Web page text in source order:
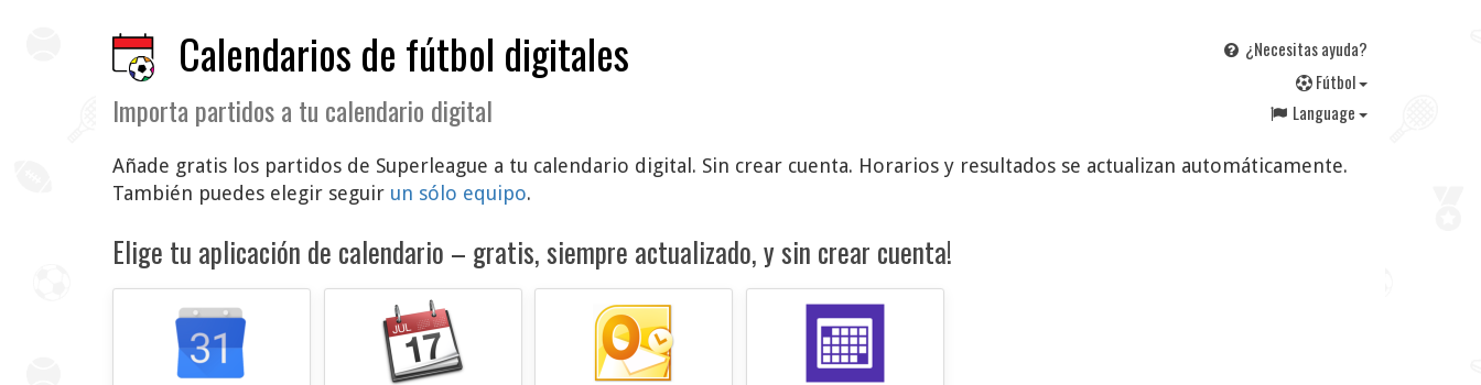
Calendarios de fútbol digitales
Importa partidos a tu calendario digital
¿Necesitas ayuda?
Fútbol
Language
Añade gratis los partidos de Superleague a tu calendario digital. Sin crear cuenta. Horarios y resultados se actualizan automáticamente.
También puedes elegir seguir un sólo equipo.
Elige tu aplicación de calendario – gratis, siempre actualizado, y sin crear cuenta!